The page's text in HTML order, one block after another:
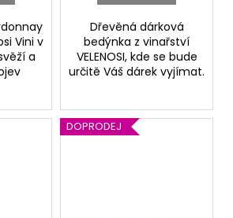
Vini v
a
Dřevěná dárková
bedýnka z vinařství
VELENOSI, kde se bude
určitě Váš dárek vyjímat.
DOPRODEJ